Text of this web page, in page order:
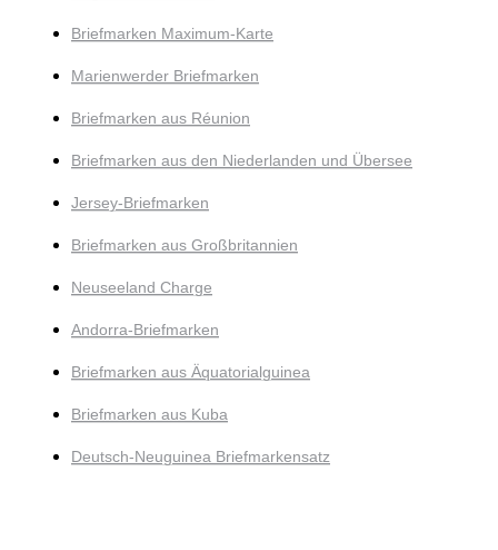
Briefmarken Maximum-Karte
Marienwerder Briefmarken
Briefmarken aus Réunion
Briefmarken aus den Niederlanden und Übersee
Jersey-Briefmarken
Briefmarken aus Großbritannien
Neuseeland Charge
Andorra-Briefmarken
Briefmarken aus Äquatorialguinea
Briefmarken aus Kuba
Deutsch-Neuguinea Briefmarkensatz